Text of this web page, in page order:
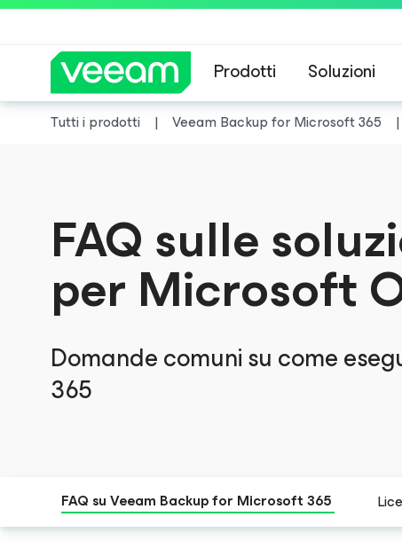
Prodotti Soluzioni
Tutti i prodotti Veeam Backupfor Microsoft 365
FAQ sulle
per Microsoft
Domande comuni su come
365
FAQ su Veeam Backupfor Microsoft 365